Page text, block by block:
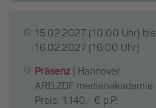
15.02.2027 (10:00 Uhr) bis
16.02.2027 (16:00 Uhr)
Präsenz
Hannover
ARD.ZDF medienakademie
Preis: 1.140,- € p.P.